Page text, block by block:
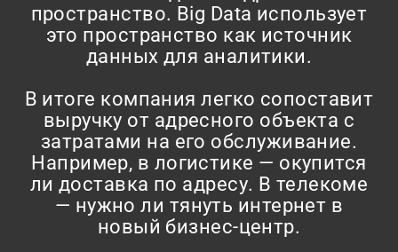
пространство. Big Data использует
это пространство как источник
данных для аналитики.
В итоге компания легко сопоставит
выручку от адресного объекта с
затратами на его обслуживание.
Например, в логистике — окупится
ли доставка по адресу. В телекоме
— нужно ли тянуть интернет в
новый бизнес-центр.